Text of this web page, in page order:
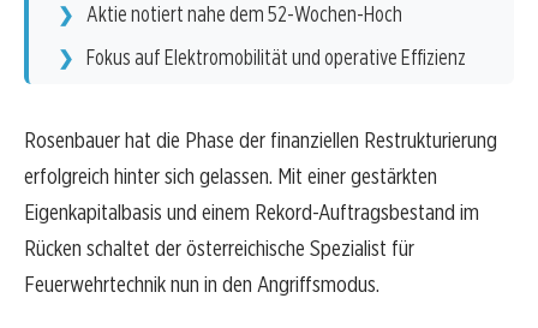
Aktie notiert nahe dem 52-Wochen-Hoch
Fokus auf Elektromobilität und operative Effizienz
Rosenbauer hat die Phase der finanziellen Restrukturierung
erfolgreich hinter sich gelassen. Mit einer gestärkten
Eigenkapitalbasis und einem Rekord-Auftragsbestand im
Rücken schaltet der österreichische Spezialist für
Feuerwehrtechnik nun in den Angriffsmodus.